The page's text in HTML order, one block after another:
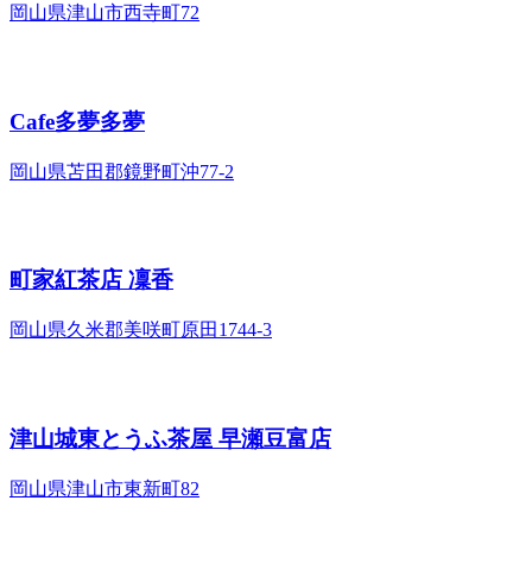
岡山県津山市西寺町72
Cafe多夢多夢
岡山県苫田郡鏡野町沖77-2
町家紅茶店 凜香
岡山県久米郡美咲町原田1744-3
津山城東とうふ茶屋 早瀬豆富店
岡山県津山市東新町82